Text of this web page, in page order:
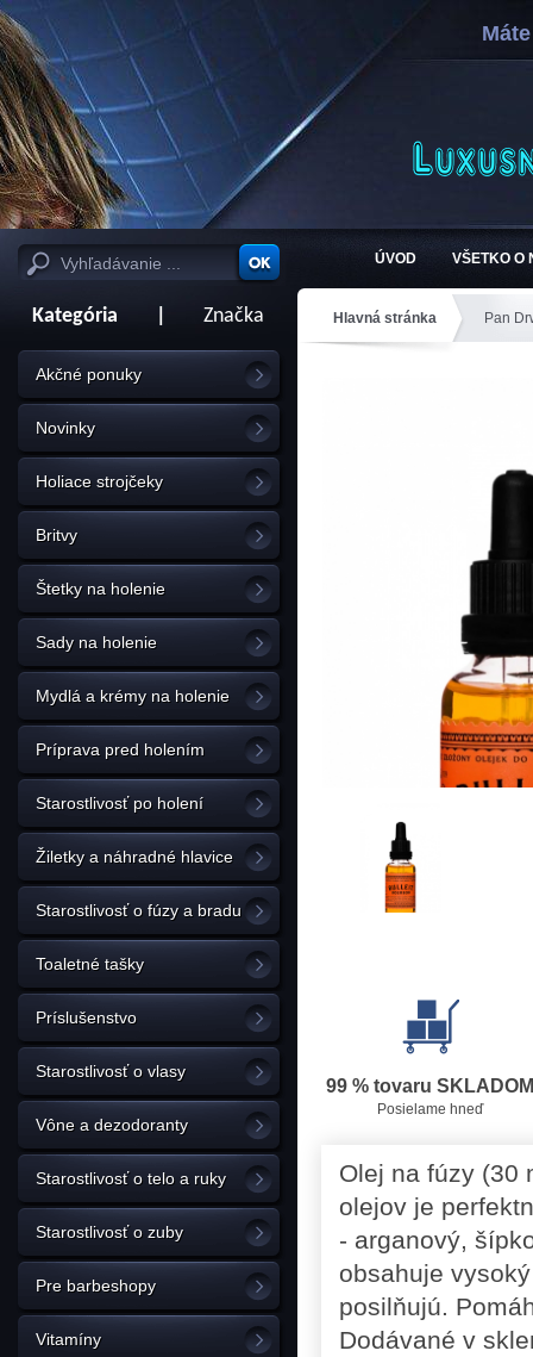
ÚVOD VŠETKO O
Kategória Značka
Akčné ponuky
Novinky
Holiace strojčeky
Britvy
Štetky na holenie
Sady na holenie
Mydlá a krémy na holenie
Príprava pred holením
Starostlivosť po holení
Žiletky a náhradné hlavice
Starostlivosť o fúzy a bradu
Toaletné tašky
Príslušenstvo
Starostlivosť o vlasy
Vône a dezodoranty
Starostlivosť o telo a ruky
Starostlivosť o zuby
Pre barbeshopy
Vitamíny
Hlavná stránka Pan
99 % tovaru SKLADOM
Posielame hneď
Olej na fúzy (30
olejov je
- arganový,
obsahuje
posilňujú.
Dodávané v